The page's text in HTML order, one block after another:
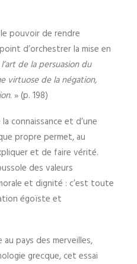
pouvoir de rendre
d’orchestrer la mise en
l’art de la persuasion du
virtuose de la négation,
. » (p. 198)
connaissance et d’une
propre permet, au
et de faire vérité.
des valeurs
et dignité : c’est toute
égoïste et
pays des merveilles,
grecque, cet essai